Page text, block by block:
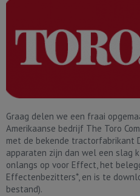
Graag delen we een fraai
Amerikaanse bedrijf The Toro
met de bekende tractorfabrikant
apparaten zijn dan wel een slag
onlangs op voor Effect, het
Effectenbezitters*, en is te
bestand).